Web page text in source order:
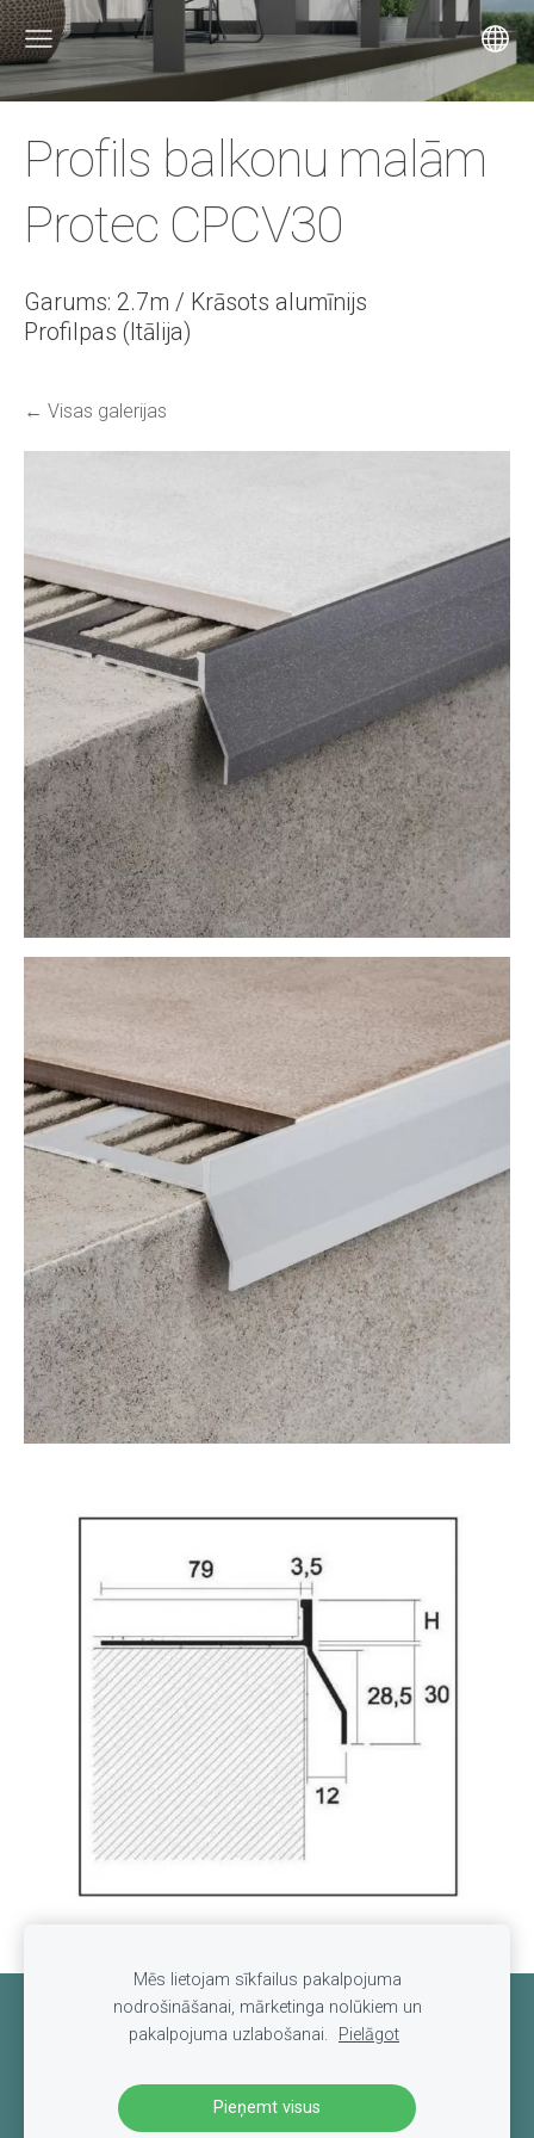
Profils balkonu malām
Protec CPCV30
Garums: 2.7m / Krāsots alumīnijs
Profilpas (Itālija)
Visas galerijas
Sīkdatnes
Mēs lietojam sīkfailus pakalpojuma
nodrošināšanai, mārketinga nolūkiem un
pakalpojuma uzlabošanai.
Pielāgot
Pieņemt visus